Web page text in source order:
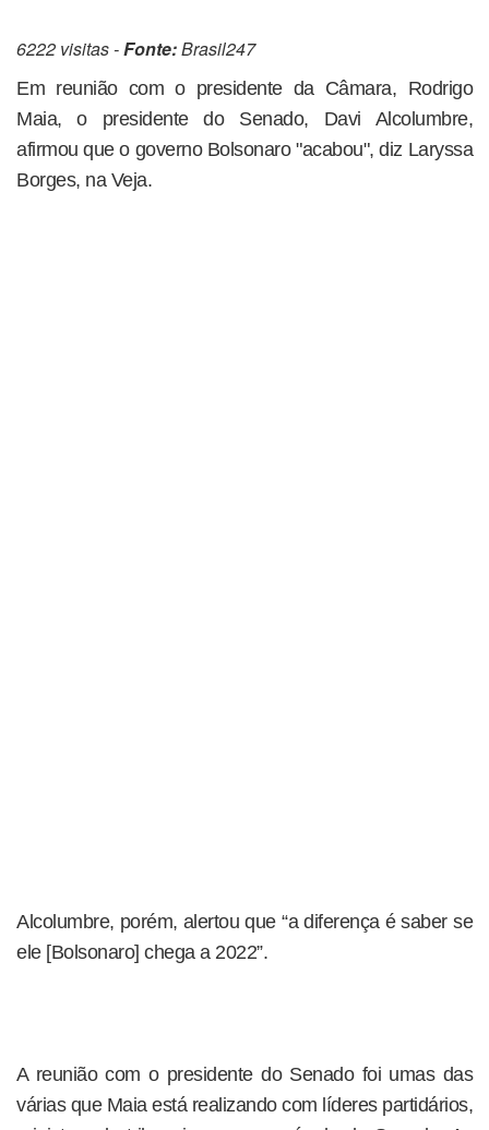
6222 visitas -Fonte:Brasil247
Em reunião com o presidente da Câmara, Rodrigo
Maia, o presidente do Senado, Davi Alcolumbre,
afirmou que o governo Bolsonaro "acabou", diz Laryssa
Borges, na Veja.
Alcolumbre, porém, alertou que “a diferença é saber se
ele [Bolsonaro] chega a 2022”.
A reunião com o presidente do Senado foi umas das
várias que Maia está realizando com líderes partidários,